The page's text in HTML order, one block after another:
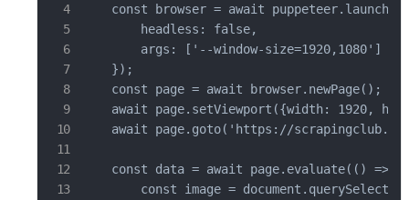
    const browser = await puppeteer.launch({
        headless: false,
        args: ['--window-size=1920,1080']
    });
    const page = await browser.newPage();
await page.setViewport({width: 1920,
await page.goto('https://
    const data = await page.evaluate(() => {
const image =